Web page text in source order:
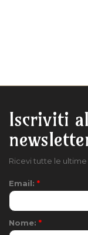
Iscriviti
Ricevi tutte le ultime
Email: *
Nome: *